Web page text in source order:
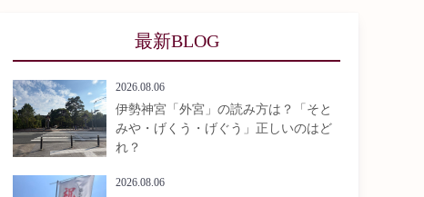
最新BLOG
2026.08.06
伊勢神宮「外宮」の読み方は？「そと
みや・げくう・げぐう」正しいのはど
れ？
2026.08.06